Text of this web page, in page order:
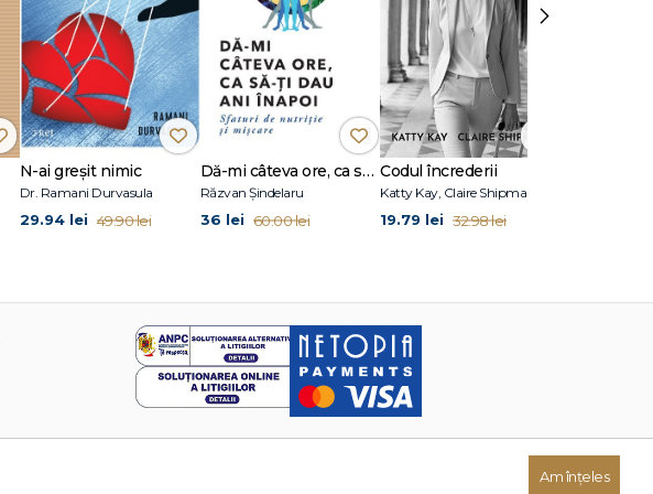
N-ai greșit nimic
Dr. Ramani Durvasula
29.94 lei 49.90 lei
Dă-mi câteva ore, ca să-ţi dau ani înapoi
Răzvan Șindelaru
36 lei 60.00 lei
Codul încrederii
Katty Kay, Claire Shipman
19.79 lei 32.98 lei
›
Am înțeles